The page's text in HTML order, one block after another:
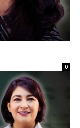
0